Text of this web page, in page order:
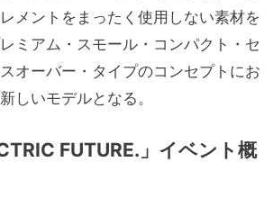
メントをまったく使用しない素材を
ミアム・スモール・コンパクト・セ
オーバー・タイプのコンセプトにお
しいモデルとなる。
FUTURE.」イベント概